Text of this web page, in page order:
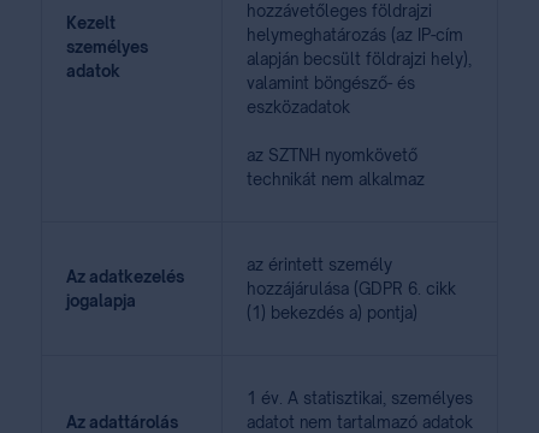
Kezelt
személyes
adatok
hozzávetőleges földrajzi
helymeghatározás (az IP-cím
alapján becsült földrajzi hely),
valamint böngésző- és
eszközadatok
az SZTNH nyomkövető
technikát nem alkalmaz
Az adatkezelés
jogalapja
az érintett személy
hozzájárulása (GDPR 6. cikk
(1) bekezdés a) pontja)
Az adattárolás
1 év. A statisztikai, személyes
adatot nem tartalmazó adatok